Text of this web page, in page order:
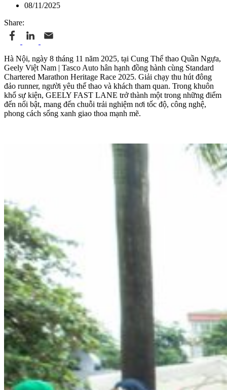
08/11/2025
Share:
Hà Nội, ngày 8 tháng 11 năm 2025, tại Cung Thể thao Quần Ngựa,
Geely Việt Nam | Tasco Auto hân hạnh đồng hành cùng Standard
Chartered Marathon Heritage Race 2025. Giải chạy thu hút đông
đảo runner, người yêu thể thao và khách tham quan. Trong khuôn
khổ sự kiện, GEELY FAST LANE trở thành một trong những điểm
đến nổi bật, mang đến chuỗi trải nghiệm nơi tốc độ, công nghệ,
phong cách sống xanh giao thoa mạnh mẽ.